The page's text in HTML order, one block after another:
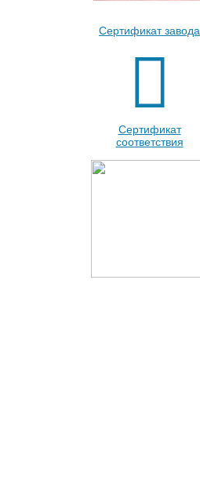
Сертификат завода
Сертификат
соответствия